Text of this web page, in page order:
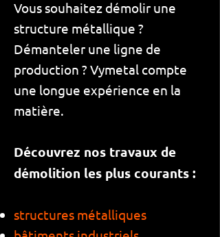
Vous souhaitez démolir une
structure métallique ?
Démanteler une ligne de
production ? Vymetal compte
une longue expérience en la
matière.
Découvrez nos travaux de
démolition les plus courants :
structures métalliques